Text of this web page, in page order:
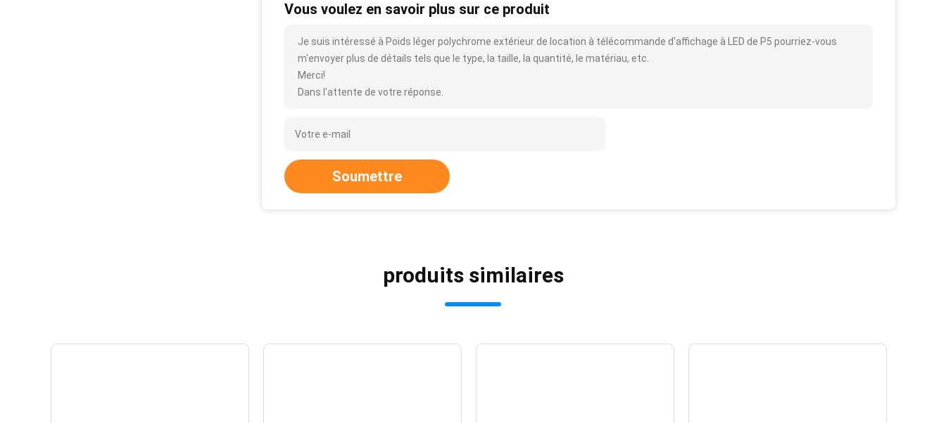
Vous voulez en savoir plus sur ce produit
Je suis intéressé à Poids léger polychrome extérieur de location à télécommande d'affichage à LED de P5 pourriez-vous
m'envoyer plus de détails tels que le type, la taille, la quantité, le matériau, etc.
Merci!
Dans l'attente de votre réponse.
Soumettre
produits similaires